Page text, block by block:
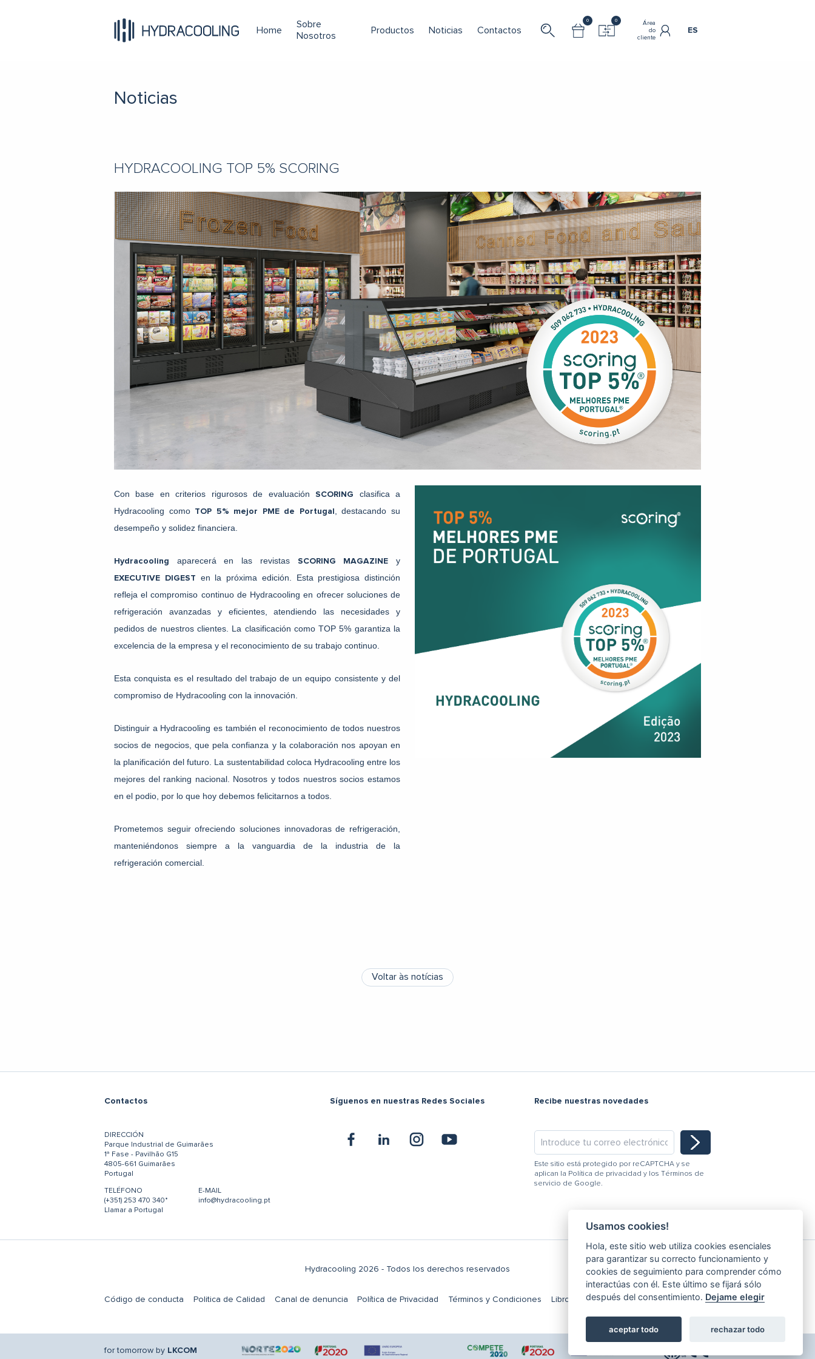
Home
Sobre
Nosotros
Productos Noticias Contactos
0 0
Área
do
cliente
ES
Noticias
HYDRACOOLING TOP 5% SCORING
Con base en criterios rigurosos de evaluaciónSCORING
clasifica a
Hydracooling como TOP 5% mejor PME de Portugal
, destacando su
desempeño y solidez financiera.
Hydracooling aparecerá en las revistas SCORING MAGAZINE y
EXECUTIVE DIGEST
en la próxima edición. Esta prestigiosa distinción
refleja el compromiso continuo de Hydracooling en ofrecer soluciones de
refrigeración avanzadas y eficientes, atendiendo las necesidades y
pedidos de nuestros clientes. La clasificación como TOP 5% garantiza la
excelencia de la empresa y el reconocimiento de su trabajo continuo.
Esta conquista es el resultado del trabajo de un equipo consistente y del
compromiso de Hydracooling con la innovación.
Distinguir a Hydracooling es también el reconocimiento de todos nuestros
socios de negocios, que pela confianza y la colaboración nos apoyan en
la planificación del futuro. La sustentabilidad coloca Hydracooling entre los
mejores del ranking nacional. Nosotros y todos nuestros socios estamos
en el podio, por lo que hoy debemos felicitarnos a todos.
Prometemos seguir ofreciendo soluciones innovadoras de refrigeración,
manteniéndonos siempre a la vanguardia de la industria de la
refrigeración comercial.
Voltar às notícias
Contactos
DIRECCIÓN
Parque Industrial de Guimarães
1ª Fase - Pavilhão G15
4805-661 Guimarães
Portugal
TELÉFONO
(+351) 253 470 340*
Llamar a Portugal
E-MAIL
info@hydracooling.pt
Síguenos en nuestras Redes Sociales Recibe nuestras novedades
Este sitio está protegido por reCAPTCHA y se
aplican la Política de privacidad y losTérminos de
servicio de Google.
Hydracooling 2026 - Todos los derechos reservados
Código de conducta Politica de Calidad Canal de denuncia Política de Privacidad Términos y Condiciones Libro de Reclamaciones Editar Cookies
for tomorrow by LKCOM
Usamos cookies!
Hola, este sitio web utiliza cookies esenciales
para garantizar su correcto funcionamiento y
cookies de seguimiento para comprender cómo
interactúas con él. Este último se fijará sólo
después del consentimiento. Dejame elegir
aceptar todo rechazar todo